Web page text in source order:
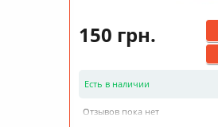
150 грн.
Есть в наличии
Отзывов пока нет